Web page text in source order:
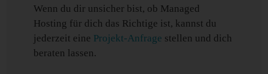
Wenn du dir unsicher bist, ob Managed
Hosting für dich das Richtige ist, kannst du
jederzeit eine Projekt-Anfrage stellen und dich
beraten lassen.